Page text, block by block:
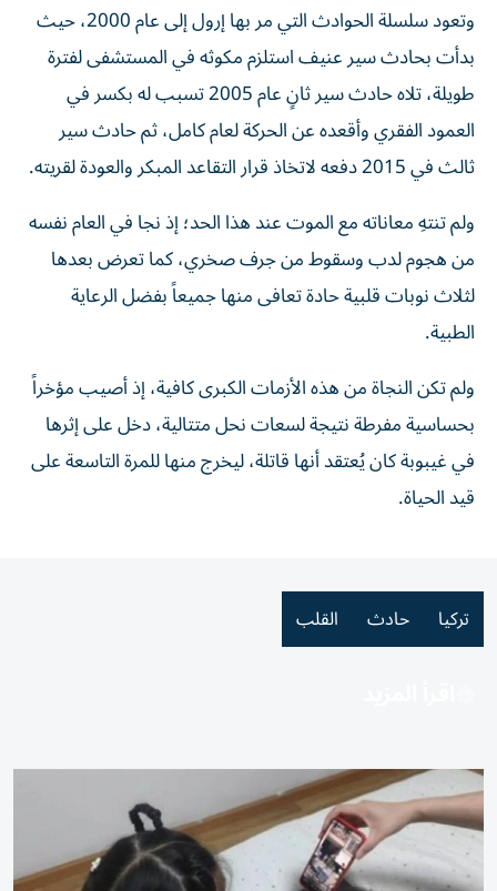
وتعود سلسلة الحوادث التي مر بها إرول إلى عام 2000، حيث
بدأت بحادث سير عنيف استلزم مكوثه في المستشفى لفترة
طويلة، تلاه حادث سير ثانٍ عام 2005 تسبب له بكسر في
العمود الفقري وأقعده عن الحركة لعام كامل، ثم حادث سير
ثالث في 2015 دفعه لاتخاذ قرار التقاعد المبكر والعودة لقريته.
ولم تنتهِ معاناته مع الموت عند هذا الحد؛ إذ نجا في العام نفسه
من هجوم لدب وسقوط من جرف صخري، كما تعرض بعدها
لثلاث نوبات قلبية حادة تعافى منها جميعاً بفضل الرعاية
الطبية.
ولم تكن النجاة من هذه الأزمات الكبرى كافية، إذ أصيب مؤخراً
بحساسية مفرطة نتيجة لسعات نحل متتالية، دخل على إثرها
في غيبوبة كان يُعتقد أنها قاتلة، ليخرج منها للمرة التاسعة على
قيد الحياة.
تركيا حادث القلب